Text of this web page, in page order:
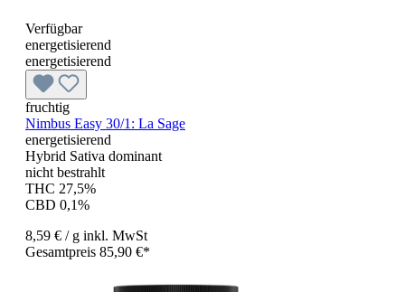
Verfügbar
energetisierend
energetisierend
fruchtig
Nimbus Easy 30/1: La Sage
energetisierend
Hybrid Sativa dominant
nicht bestrahlt
THC 27,5%
CBD 0,1%
8,59 € / g inkl. MwSt
Gesamtpreis 85,90 €*